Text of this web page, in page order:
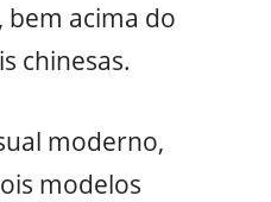
bem acima do
chinesas.
moderno,
modelos